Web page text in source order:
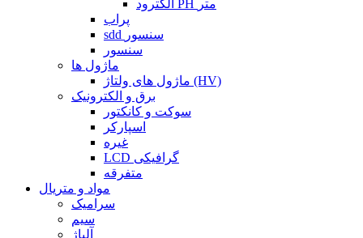
الکترود PH متر
پراب
sdd سنسور
سنسور
ماژول ها
ماژول های ولتاژ (HV)
برق و الکترونیک
سوکت و کانکتور
اسپارکر
غیره
LCD گرافیکی
متفرقه
مواد و متریال
سرامیک
سیم
آلیاژ